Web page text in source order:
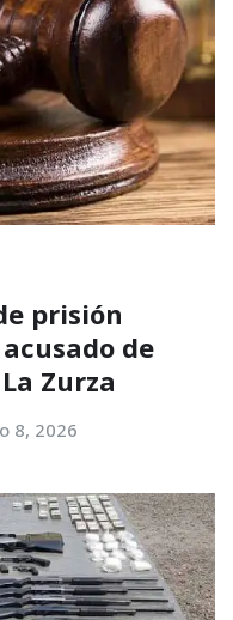
prisión
de
Zurza
8, 2026